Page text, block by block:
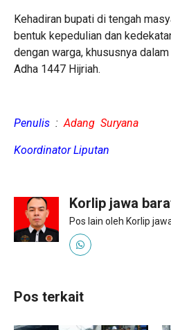
Kehadiran bupati di tengah
bentuk kepedulian dan
dengan warga, khususnya
Adha 1447 Hijriah.
Penulis : Adang Suryana
Koordinator Liputan
Korlip jawa
Pos lain oleh Korlip
Pos terkait